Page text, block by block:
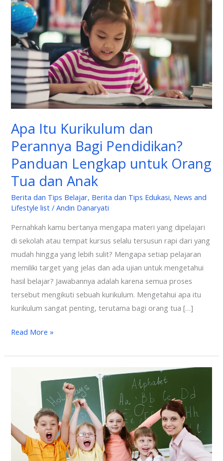
Apa Itu Kurikulum dan
Perannya Bagi Pendidikan?
Panduan Lengkap untuk Orang
Tua dan Anak
Berita dan Tips Belajar, Berita dan Tips Edukasi, News and
Lifestyle list /Andin Danaryati
Pernahkah kamu bertanya mengapa materi yang dipelajari
di sekolah atau tempat kursus selalu tersusun rapi dari yang
mudah hingga yang lebih sulit? Mengapa setiap pelajaran
memiliki target yang jelas dan ada ujian untuk mengetahui
hasil belajar? Jawabannya adalah karena semua proses
tersebut mengikuti sebuah kurikulum. Mengetahui apa itu
kurikulum sangat penting, terutama bagi orang tua […]
Kurikulum
dan
Perannya
Bagi
Pendidikan?
Panduan
Lengkap
untuk
Tua
dan
Read More »
Pengertian,
Struktur,
Hingga
Contohnya
Untuk